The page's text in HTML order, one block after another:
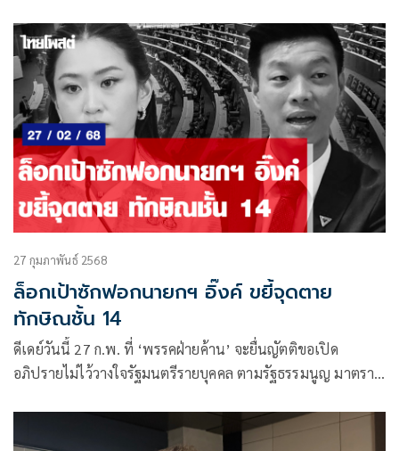
27 กุมภาพันธ์ 2568
ล็อกเป้าซักฟอกนายกฯ อิ๊งค์ ขยี้จุดตาย
ทักษิณชั้น 14
ดีเดย์วันนี้ 27 ก.พ. ที่ ‘พรรคฝ่ายค้าน’ จะยื่นญัตติขอเปิด
อภิปรายไม่ไว้วางใจรัฐมนตรีรายบุคคล ตามรัฐธรรมนูญ มาตรา